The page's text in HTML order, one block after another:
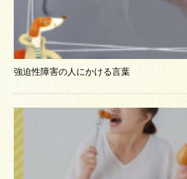
強迫性障害の人にかける言葉